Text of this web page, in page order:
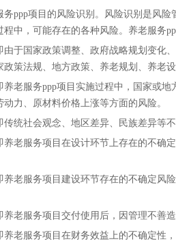
务ppp项目的风险识别。风险识别是风
程中，可能存在的各种风险。养老服务
由于国家政策调整、政府战略规划变化
政策法规、地方政策、养老规划、养老
养老服务ppp项目实施过程中，国家或
力、原材料价格上涨等方面的风险。
传统社会观念、地区差异、民族差异等
养老服务项目在设计环节上存在的不确
养老服务项目建设环节存在的不确定风
养老服务项目交付使用后，因管理不善
养老服务项目在财务效益上的不确定性